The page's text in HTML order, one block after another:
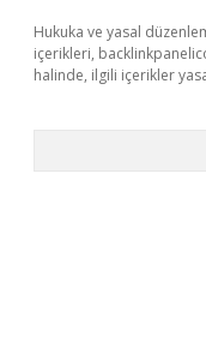
Hukuka ve yasal
içerikleri,
halinde, ilgili içerikler